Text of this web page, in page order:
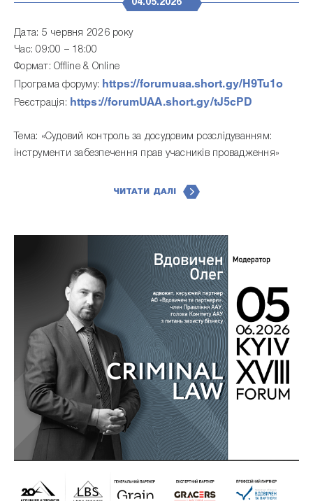
04.05.2026
Дата: 5 червня 2026 року
Час: 09:00 – 18:00
Формат: Offline & Online
Програма форуму: https://forumuaa.short.gy/H9Tu1o
Реєстрація: https://forumUAA.short.gy/tJ5cPD
Тема: «Судовий контроль за досудовим розслідуванням:
інструменти забезпечення прав учасників провадження»
ЧИТАТИ ДАЛІ